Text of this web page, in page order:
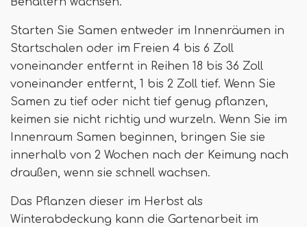
Starten Sie Samen entweder im Innenräumen in
Startschalen oder im Freien 4 bis 6 Zoll
voneinander entfernt in Reihen 18 bis 36 Zoll
voneinander entfernt, 1 bis 2 Zoll tief. Wenn Sie
Samen zu tief oder nicht tief genug pflanzen,
keimen sie nicht richtig und wurzeln. Wenn Sie im
Innenraum Samen beginnen, bringen Sie sie
innerhalb von 2 Wochen nach der Keimung nach
draußen, wenn sie schnell wachsen.
Das Pflanzen dieser im Herbst als
Winterabdeckung kann die Gartenarbeit im